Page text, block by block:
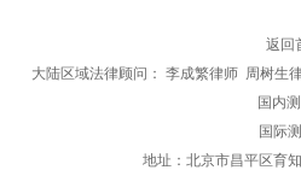
返回
大陆区域法律顾问： 李成繁律师 周树
国内测评
国际
地址：北京市昌平区